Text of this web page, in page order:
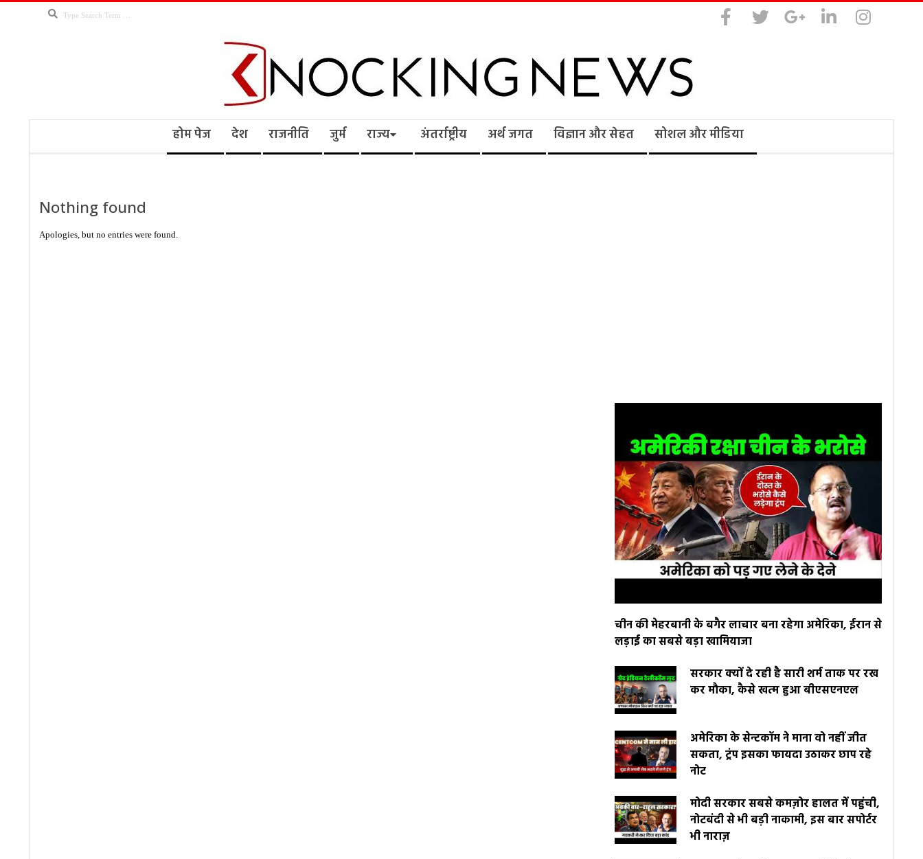
Search
Knocking
होम पेज देश राजनीति जुर्म राज्य अंतर्राष्ट्रीय अर्थ जगत विज्ञान और सेहत सोशल और मीडिया
Nothing found
Apologies, but no entries were found.
चीन की मेहरबानी के बगैर लाचार बना रहेगा अमेरिका, ईरान से
लड़ाई का सबसे बड़ा खामियाजा
सरकार क्यों दे रही है सारी शर्म ताक पर रख
कर मौका, कैसे खत्म हुआ बीएसएनएल
अमेरिका के सेन्टकॉम ने माना वो नहीं जीत
सकता, ट्रंप इसका फायदा उठाकर छाप रहे
नोट
मोदी सरकार सबसे कमज़ोर हालत में पहुंची,
नोटबंदी से भी बड़ी नाकामी, इस बार सपोर्टर
भी नाराज़